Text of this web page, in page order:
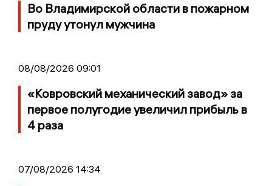
Во Владимирской области в пожарном
пруду утонул мужчина
08/08/2026 09:01
«Ковровский механический завод» за
первое полугодие увеличил прибыль в
4 раза
07/08/2026 14:34